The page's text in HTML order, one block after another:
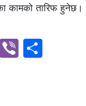
कामको तारिफ हुनेछ।
Viber